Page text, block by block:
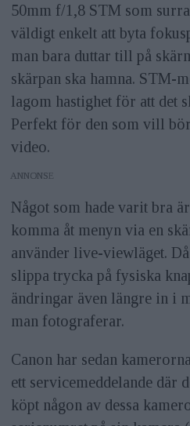
50mm f/1,8 STM som
väldigt enkelt att byta
man bara duttar till på
skärpan ska hamna. STM-
lagom hastighet för att det
Perfekt för den som vill
video.
ANNONS
Något som hade varit bra
komma åt menyn via en
använder live-viewläget.
slippa trycka på fysiska
ändringar även längre in i
man fotograferar.
Canon har sedan
ett servicemeddelande där
köpt någon av dessa